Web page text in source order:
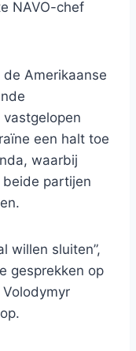
NAVO-chef
Amerikaanse
een halt toe
waarbij
partijen
willen sluiten”,
gesprekken op